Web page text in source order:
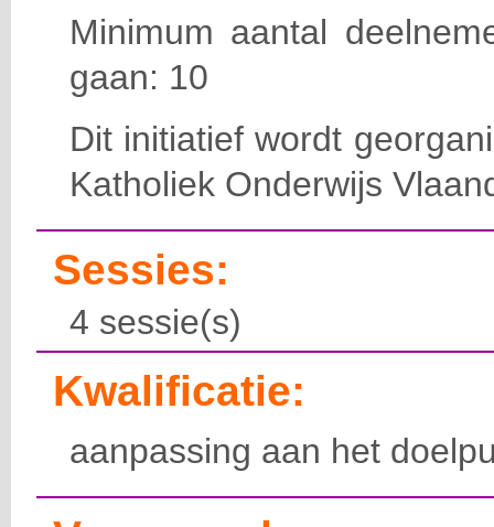
Minimum aantal
gaan: 10
Dit initiatief wordt
Katholiek Onderwijs
Sessies:
4 sessie(s)
Kwalificatie:
aanpassing aan het